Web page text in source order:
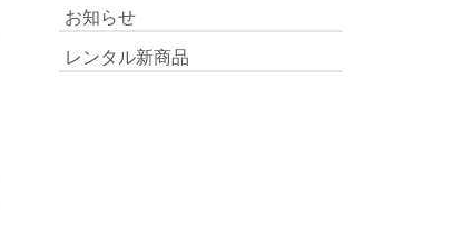
お知らせ
レンタル新商品